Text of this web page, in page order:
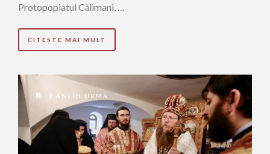
Protopopiatul Călimani, …
CITEȘTE MAI MULT
7 ANI ÎN URMĂ